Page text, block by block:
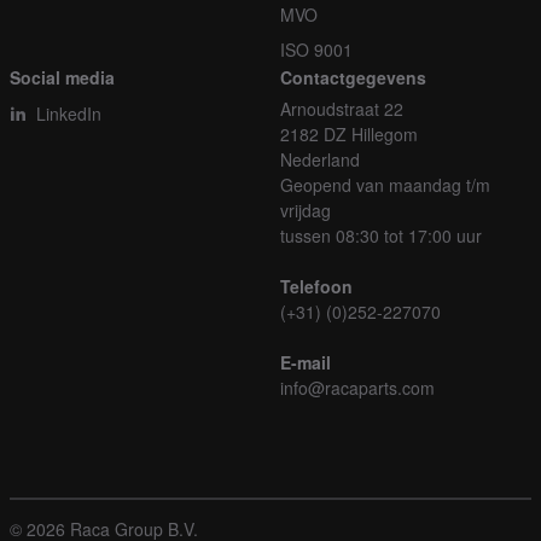
MVO
ISO 9001
Social media
LinkedIn
Contactgegevens
Arnoudstraat 22
2182 DZ Hillegom
Nederland
Geopend van maandag t/m
vrijdag
tussen 08:30 tot 17:00 uur
Telefoon
(+31) (0)252-227070
E-mail
info@racaparts.com
© 2026 Raca Group B.V.